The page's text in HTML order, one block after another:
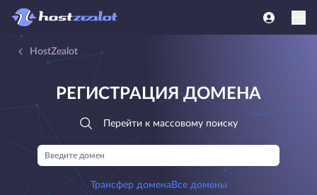
HostZealot
РЕГИСТРАЦИЯ ДОМЕНА
Перейти к массовому поиску
Трансфер домена Все домены